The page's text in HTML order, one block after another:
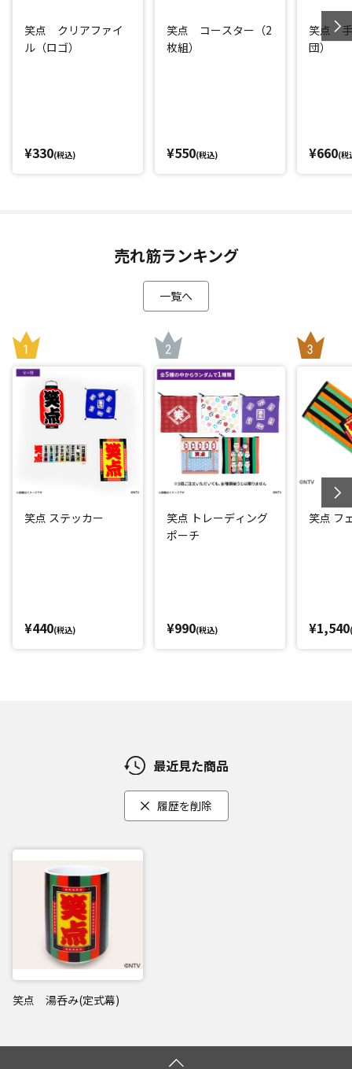
笑点 クリアファイ
ル（ロゴ）
¥330(税込)
笑点 コースター（2
枚組）
¥550(税込)
笑点 手
団）
¥660(税
売れ筋ランキング
一覧へ
笑点 ステッカー
¥440(税込)
笑点 トレーディング
ポーチ
¥990(税込)
笑点 フ
¥1,540
最近見た商品
履歴を削除
笑点 湯呑み(定式幕)